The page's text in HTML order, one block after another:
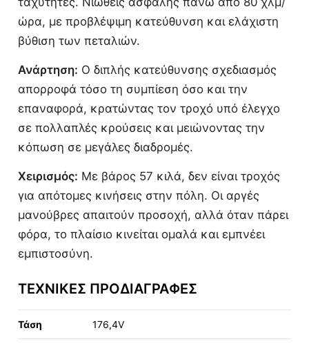
ώρα, με προβλέψιμη κατεύθυνση και ελάχιστη
βύθιση των πεταλιών.
Ανάρτηση: Ο διπλής κατεύθυνσης σχεδιασμός
απορροφά τόσο τη συμπίεση όσο και την
επαναφορά, κρατώντας τον τροχό υπό έλεγχο
σε πολλαπλές κρούσεις και μειώνοντας την
κόπωση σε μεγάλες διαδρομές.
Χειρισμός: Με βάρος 57 κιλά, δεν είναι τροχός
για απότομες κινήσεις στην πόλη. Οι αργές
μανούβρες απαιτούν προσοχή, αλλά όταν πάρει
φόρα, το πλαίσιο κινείται ομαλά και εμπνέει
εμπιστοσύνη.
ΤΕΧΝΙΚΈΣ ΠΡΟΔΙΑΓΡΑΦΈΣ
Τάση 176,4V